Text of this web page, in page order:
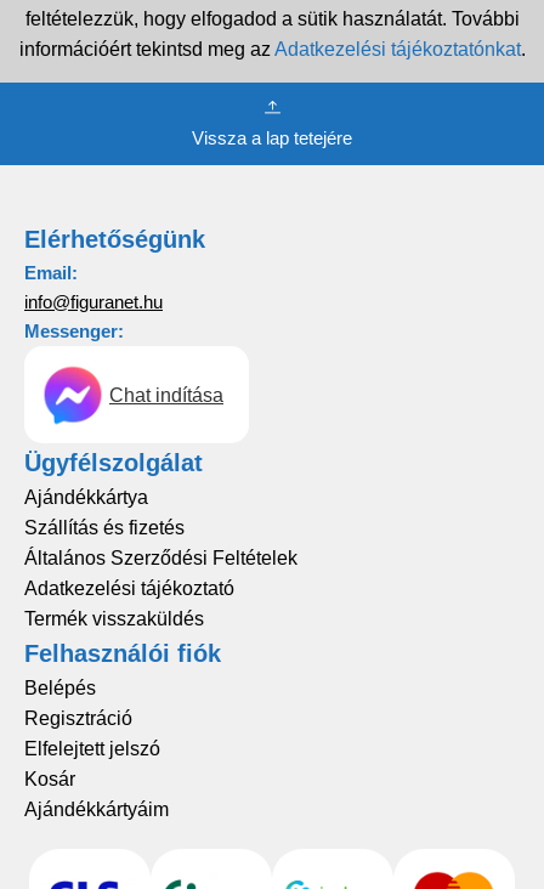
feltételezzük, hogy elfogadod a sütik használatát. További
információért tekintsd meg az Adatkezelési tájékoztatónkat.
Vissza a lap tetejére
Elérhetőségünk
Email:
info@figuranet.hu
Messenger:
Chat indítása
Ügyfélszolgálat
Ajándékkártya
Szállítás és fizetés
Általános Szerződési Feltételek
Adatkezelési tájékoztató
Termék visszaküldés
Felhasználói fiók
Belépés
Regisztráció
Elfelejtett jelszó
Kosár
Ajándékkártyáim